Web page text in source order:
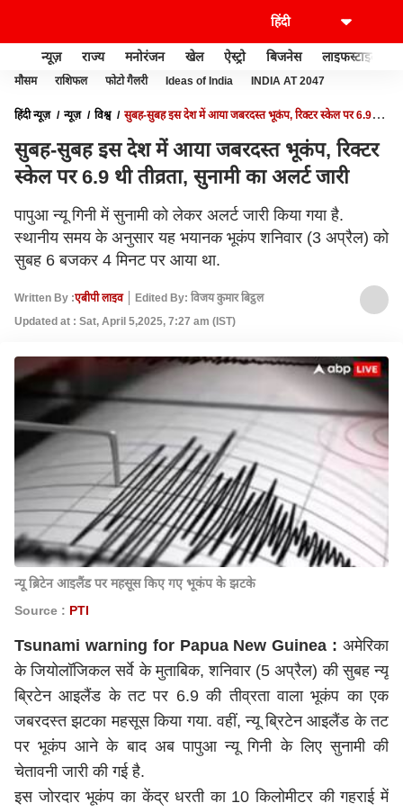
न्यूज़ राज्य मनोरंजन खेल ऐस्ट्रो बिजनेस लाइफस्टाइल
मौसम राशिफल फोटो गैलरी Ideas of India INDIA AT 2047
हिंदी न्यूज़ न्यूज़ विश्व
सुबह-सुबह इस देश में आया जबरदस्त भूकंप, रिक्टर स्केल पर 6.9
सुबह-सुबह इस देश में आया जबरदस्त भूकंप, रिक्टर
स्केल पर 6.9 थी तीव्रता, सुनामी का अलर्ट जारी
पापुआ न्यू गिनी में सुनामी को लेकर अलर्ट जारी किया गया है.
स्थानीय समय के अनुसार यह भयानक भूकंप शनिवार (3 अप्रैल) को
सुबह 6 बजकर 4 मिनट पर आया था.
Written By :एबीपी लाइव
Edited By: विजय कुमार बिट्ठल
Updated at : Sat, April 5,2025, 7:27 am (IST)
न्यू ब्रिटेन आइलैंड पर महसूस किए गए भूकंप के झटके
Source : PTI
Tsunami warning for Papua New Guinea : अमेरिका
के जियोलॉजिकल सर्वे के मुताबिक, शनिवार (5 अप्रैल) की सुबह न्यू
ब्रिटेन आइलैंड के तट पर 6.9 की तीव्रता वाला भूकंप का एक
जबरदस्त झटका महसूस किया गया. वहीं, न्यू ब्रिटेन आइलैंड के तट
पर भूकंप आने के बाद अब पापुआ न्यू गिनी के लिए सुनामी की
चेतावनी जारी की गई है.
इस जोरदार भूकंप का केंद्र धरती का 10 किलोमीटर की गहराई में